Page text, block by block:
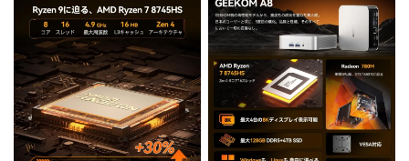
認証 CE、FCC、CB、CCC、RoHS など
OS Windows 11 Pro